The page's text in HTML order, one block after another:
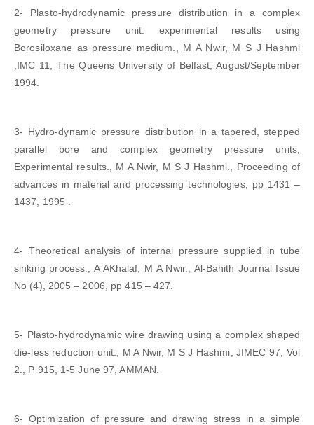
2- Plasto-hydrodynamic pressure distribution in a complex
geometry pressure unit: experimental results using
Borosiloxane as pressure medium., M A Nwir, M S J Hashmi
,IMC 11, The Queens University of Belfast, August/September
1994.
3- Hydro-dynamic pressure distribution in a tapered, stepped
parallel bore and complex geometry pressure units,
Experimental results., M A Nwir, M S J Hashmi., Proceeding of
advances in material and processing technologies, pp 1431 –
1437, 1995 .
4- Theoretical analysis of internal pressure supplied in tube
sinking process., A AKhalaf, M A Nwir., Al-Bahith Journal Issue
No (4), 2005 – 2006, pp 415 – 427.
5- Plasto-hydrodynamic wire drawing using a complex shaped
die-less reduction unit., M A Nwir, M S J Hashmi, JIMEC 97, Vol
2., P 915, 1-5 June 97, AMMAN.
6- Optimization of pressure and drawing stress in a simple